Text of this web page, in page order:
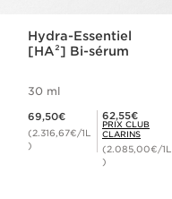
Hydra-Essentiel
[HA²] Bi-sérum
30 ml
69,50€
(2.316,67€/1L
)
Prix Club Clarins 62,55€
62,55€
PRIX CLUB
CLARINS
(2.085,00€/1L
)